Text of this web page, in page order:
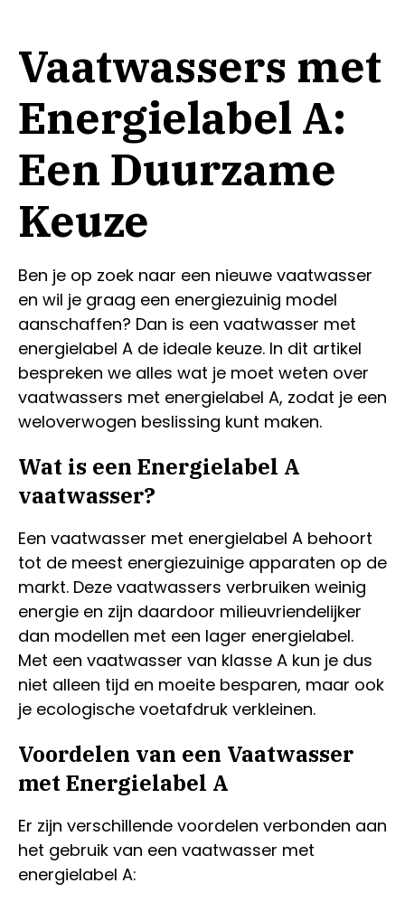
Vaatwassers met
Energielabel A:
Een Duurzame
Keuze
Ben je op zoek naar een nieuwe vaatwasser
en wil je graag een energiezuinig model
aanschaffen? Dan is een vaatwasser met
energielabel A de ideale keuze. In dit artikel
bespreken we alles wat je moet weten over
vaatwassers met energielabel A, zodat je een
weloverwogen beslissing kunt maken.
Wat is een Energielabel A
vaatwasser?
Een vaatwasser met energielabel A behoort
tot de meest energiezuinige apparaten op de
markt. Deze vaatwassers verbruiken weinig
energie en zijn daardoor milieuvriendelijker
dan modellen met een lager energielabel.
Met een vaatwasser van klasse A kun je dus
niet alleen tijd en moeite besparen, maar ook
je ecologische voetafdruk verkleinen.
Voordelen van een Vaatwasser
met Energielabel A
Er zijn verschillende voordelen verbonden aan
het gebruik van een vaatwasser met
energielabel A: